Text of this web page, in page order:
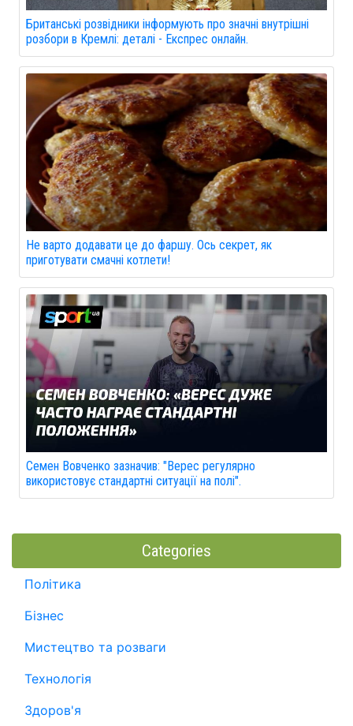
Британські розвідники інформують про значні внутрішні
розбори в Кремлі: деталі - Експрес онлайн.
Не варто додавати це до фаршу. Ось секрет, як
приготувати смачні котлети!
Семен Вовченко зазначив: "Верес регулярно
використовує стандартні ситуації на полі".
Categories
Політика
Бізнес
Мистецтво та розваги
Технологія
Здоров'я